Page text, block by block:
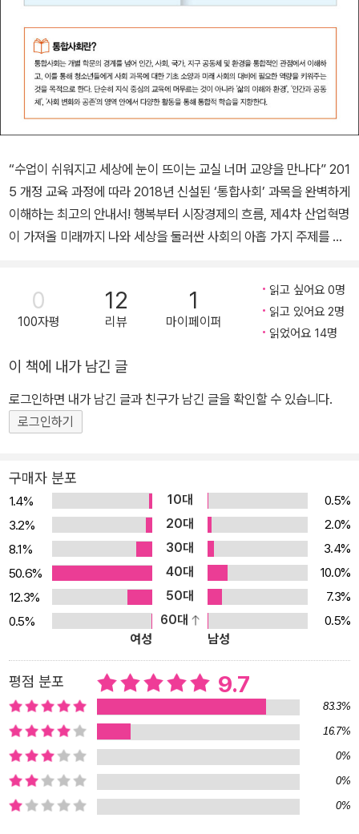
“수업이 쉬워지고 세상에 눈이 뜨이는 교실 너머 교양을 만나다” 201
5 개정 교육 과정에 따라 2018년 신설된 ‘통합사회’ 과목을 완벽하게
이해하는 최고의 안내서! 행복부터 시장경제의 흐름, 제4차 산업혁명
이 가져올 미래까지 나와 세상을 둘러싼 사회의 아홉 가지 주제를 읽
르는 로힝야족 난민 문제까지……. 오늘날 우리가 살아가는 사회는 그
어느 때보다 복잡다단하다. 나 자신의 행복부터 지구 반대편에서 일
어나고 있는 분쟁까지 모든 사회적 현상에는 각기 다른 관점・환경・
회에서 우리는 다양한 문제와 마주하게 되었을 때 무엇이 옳고 그른
지, 어떻게 해결해 나가야 할지 올바른 판단을 할 수 있을까? 이에 <2
015 개정 교육 과정>에서는 2018년부터 고등학교 1학년에 ‘통합사
회’ 과목을 신설함으로써 사회현상이나 문제를 다양한 관점에서 살펴
히 지식 중심의 교육에 머무르는 것이 아니라 ‘삶의 이해와 환경’ ‘인
간과 공동체’ ‘사회 변화와 공존’의 영역 안에서 다양한 활동을 통해
통합적 학습을 지향하는 것이다. 이런 변화에 발맞추어 『청소년을 위
한 사회학 에세이』 등의 베스트셀러 저자이자 『통합사회』 교과서 집
필위원인 경인교육대학교 사회교육과 구정화 교수가 신간 『통합사회
교과서와 함께 읽기 1, 2』를 펴냈다. 이 책은 <해냄 통합교과 시리즈>
의 첫 번째 책으로, 변화된 교육 과정에 따른 교과 지식을 쉽고 재미있
게 설명하는 것은 물론, 청소년들이 지식과 활동을 융합해 세상을 바
라보는 안목을 높일 수 있도록 도와준다. 교과 과정의 흐름에 맞게 탄
탄한 개념 설명과 풍부한 읽을거리를 담은 최고의 부교재! 이 책은 총
두 권으로 구성되어 있다. 두 권의 책을 통해 우리 사회의 아홉 가지
주제(행복, 자연환경, 생활공간, 인권, 시장경제, 사회 정의, 문화, 세
계 평화, 지속 가능한 미래)에 대한 시간적・공간적・사회적・윤리
적 관점을 통합적으로 살펴본다. 무엇보다 사회현상과 관련된 개념을
한눈에 알 수 있도록 구성했으며, 청소년들이 주위에서 접할 수 있는
풍부한 사례와 읽을거리를 통해 스스로 생각하고 고민해 볼 수 있는
0
100자평
12
리뷰
1
마이페이퍼
읽고 싶어요 0명
읽고 있어요 2명
읽었어요 14명
이 책에 내가 남긴 글
로그인하면 내가 남긴 글과 친구가 남긴 글을 확인할 수 있습니다.
로그인하기
구매자 분포
1.4% 10대
0.5%
3.2%
20대
2.0%
8.1%
30대
3.4%
50.6%
40대
10.0%
12.3%
50대
7.3%
0.5%
60대
0.5%
여성
남성
평점 분포 9.7
83.3%
16.7%
0%
0%
0%